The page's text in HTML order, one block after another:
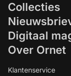
Collecties
Digitaal
Over Ornet
Klantenservice